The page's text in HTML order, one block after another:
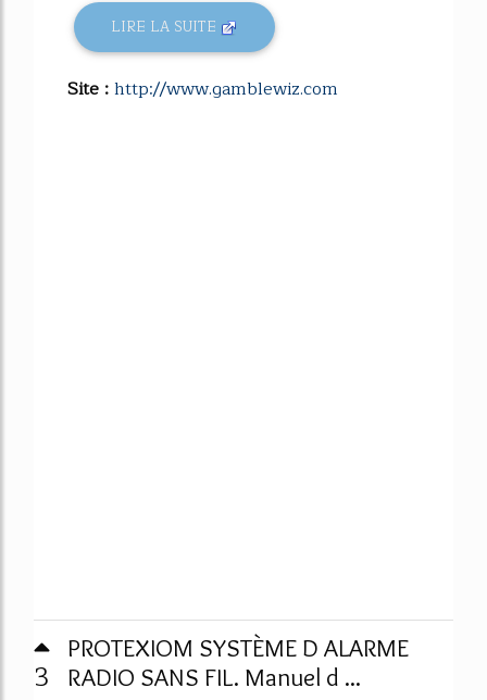
LIRE LA SUITE
Site :http://www.gamblewiz.com
3
PROTEXIOM SYSTÈME D ALARME
RADIO SANS FIL. Manuel d ...